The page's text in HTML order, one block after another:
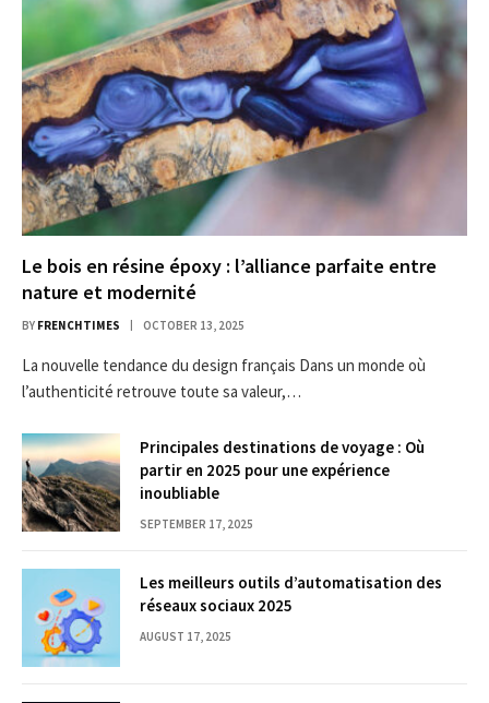
Le bois en résine époxy : l’alliance parfaite entre
nature et modernité
BY FRENCHTIMES OCTOBER 13, 2025
La nouvelle tendance du design français Dans un monde où
l’authenticité retrouve toute sa valeur,…
Principales destinations de voyage : Où
partir en 2025 pour une expérience
inoubliable
SEPTEMBER 17, 2025
Les meilleurs outils d’automatisation des
réseaux sociaux 2025
AUGUST 17, 2025